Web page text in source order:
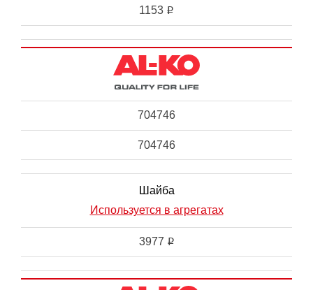
1153 i
704746
704746
Шайба
Используется в агрегатах
3977 i